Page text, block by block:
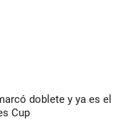
doblete y ya es el
Cup